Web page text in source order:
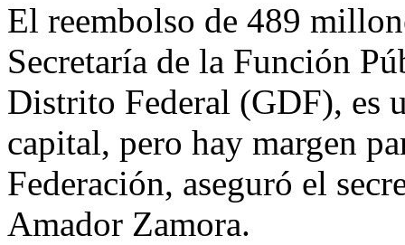
El reembolso de 489
Secretaría de la Función
Distrito Federal (GDF), es
capital, pero hay margen
Federación, aseguró el
Amador Zamora.